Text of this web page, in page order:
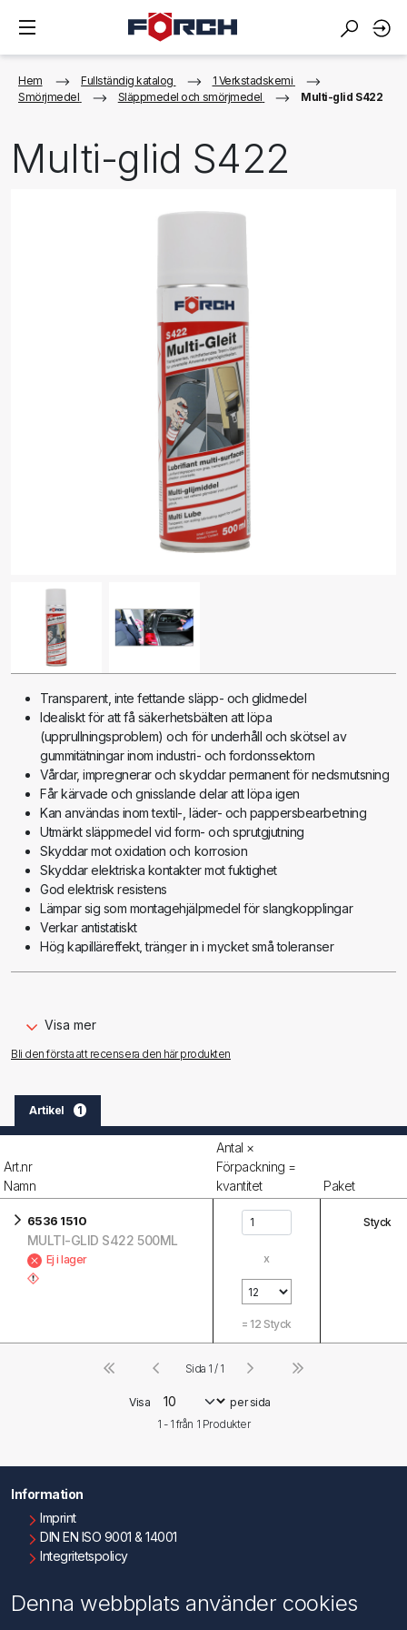
Hem Fullständig katalog
1 Verkstadskemi
Smörjmedel
Släppmedel och smörjmedel Multi-glid S422
Multi-glid S422
Transparent, inte fettande släpp- och glidmedel
Idealiskt för att få säkerhetsbälten att löpa
(upprullningsproblem) och för underhåll och skötsel av
gummitätningar inom industri- och fordonssektorn
Vårdar, impregnerar och skyddar permanent för nedsmutsning
Får kärvade och gnisslande delar att löpa igen
Kan användas inom textil-, läder- och pappersbearbetning
Utmärkt släppmedel vid form- och sprutgjutning
Skyddar mot oxidation och korrosion
Skyddar elektriska kontakter mot fuktighet
God elektrisk resistens
Lämpar sig som montagehjälpmedel för slangkopplingar
Verkar antistatiskt
Hög kapilläreffekt, tränger in i mycket små toleranser
Silikonhaltig
Användning:
Spreja på tunt och jämt från ca. 20 – 30 cm avstånd
Visa mer
Bli den första att recensera den här produkten
Artikel 1
Art.nr
Namn
Antal ×
Förpackning =
kvantitet
Paket
6536 1510
MULTI-GLID S422 500ML
Ej i lager x
= 12 Styck
Styck
Visa
per sida
1 - 1 från 1 Produkter
Sida 1 / 1
Information
Imprint
DIN EN ISO 9001 & 14001
Integritetspolicy
Kontakta oss
Denna webbplats använder cookies